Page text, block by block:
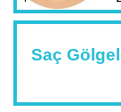
Saç